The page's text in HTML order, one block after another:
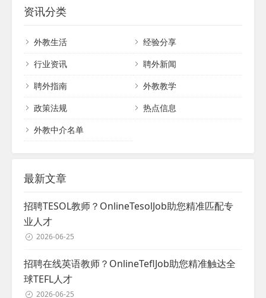
资讯分类
外教生活
经验分享
行业资讯
聘外新闻
聘外指南
外教教学
政策法规
热点信息
外教中介名单
最新文章
招聘TESOL教师？OnlineTesolJob助您精准匹配专
业人才
2026-06-25
招聘在线英语教师？OnlineTeflJob助您精准触达全
球TEFL人才
2026-06-25